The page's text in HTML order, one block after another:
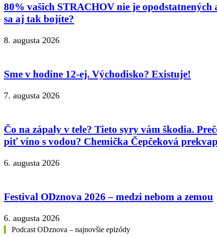
80% vašich STRACHOV nie je opodstatnených
sa aj tak bojíte?
8. augusta 2026
Sme v hodine 12-ej. Východisko? Existuje!
7. augusta 2026
Čo na zápaly v tele? Tieto syry vám škodia.
piť víno s vodou? Chemička Čepčeková
6. augusta 2026
Festival ODznova 2026 – medzi nebom a zemou
6. augusta 2026
Podcast ODznova – najnovšie epizódy